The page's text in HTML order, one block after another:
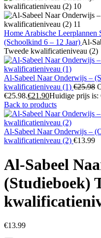
Home Arabische Leerplannen
(Schoolkind 6 – 12 Jaar) Al-
Tweede kwalificatieniveau (2)
Al-Sabeel Naar Onderwijs –
kwalificatieniveau (1) €25.98
€25.98.€21.90Huidige prijs is:
Back to products
Al-Sabeel Naar Onderwijs –
kwalificatieniveau (2) €13.99
Al-Sabeel
(Studieboek)
€13.99